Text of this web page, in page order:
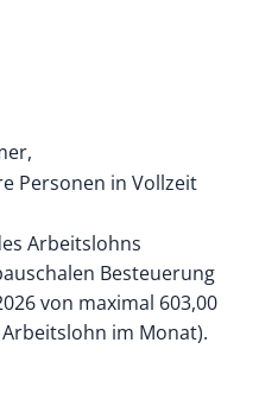
Personen in Vollzeit
Arbeitslohns
Besteuerung
von maximal 603,00
Arbeitslohn im Monat).